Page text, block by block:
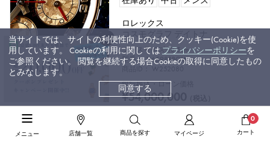
メニュー 店舗一覧 商品を探す マイページ
0
カート
ロレックス
コスモグラフ デイトナ
ブレスサイズ:18.5cm
型番： 116598RBOW
商品ID： W252080
銀行振込・ローン価格
¥54,000,000
「至高の時計展」対象商品
当サイトでは、サイトの利便性向上のため、クッキー(Cookie)を使
用しています。 Cookieの利用に関しては プライバシーポリシーを
ご参照ください。 閲覧を継続する場合Cookieの取得に同意したもの
とみなします。
同意する